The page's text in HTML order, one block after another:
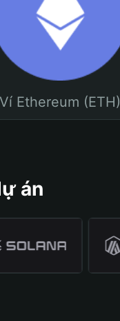
Ví Ethereum (ETH)
án